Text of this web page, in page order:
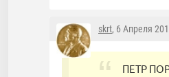
skrt, 6 Апреля
ПЕТР